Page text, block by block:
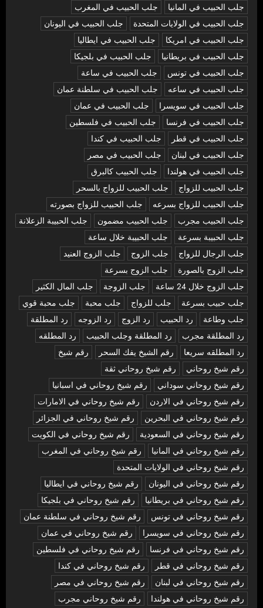
جلب الحبيب في المانيا
جلب الحبيب في المغرب
جلب الحبيب في الولايات المتحدة
جلب الحبيب في اليونان
جلب الحبيب في امريكا
جلب الحبيب في ايطاليا
جلب الحبيب في بريطانيا
جلب الحبيب في بلجيكا
جلب الحبيب في تونس
جلب الحبيب في ساعة
جلب الحبيب في ساعه
جلب الحبيب في سلطنة عمان
جلب الحبيب في سويسرا
جلب الحبيب في عمان
جلب الحبيب في فرنسا
جلب الحبيب في فلسطين
جلب الحبيب في قطر
جلب الحبيب في كندا
جلب الحبيب في لبنان
جلب الحبيب في مصر
جلب الحبيب في هولندا
جلب الحبيب كالبرق
جلب الحبيب للزواج
جلب الحبيب للزواج بالسحر
جلب الحبيب للزواج بسرعه
جلب الحبيب للزواج بصورته
جلب الحبيب مجرب
جلب الحبيب مضمون
جلب الحبيبة الزعلانة
جلب الحبيبة بسرعة
جلب الحبيبة خلال ساعة
جلب الرجال للزواج
جلب الزوج
جلب الزوج العنيد
جلب الزوج بالصورة
جلب الزوج بسرعة
جلب الزوج خلال 24 ساعة
جلب الزوجة
جلب المال الكثير
جلب حبيب بسرعة
جلب للزواج جلب محبة
جلب محبة قوي
جلب وطاعة
رد الحبيب رد الزوج رد الزوجه
رد المطلقة
رد المطلقة مجرب
رد المطلقة وجلب الحبيب
رد المطلقه
رد المطلقه سريعا
رقم الشيخ يفك السحر
رقم شيخ
رقم شيخ روحاني
رقم شيخ روحاني ثقة
رقم شيخ روحاني سوداني
رقم شيخ روحاني في اسبانيا
رقم شيخ روحاني في الاردن
رقم شيخ روحاني في الامارات
رقم شيخ روحاني في البحرين
رقم شيخ روحاني في الجزائر
رقم شيخ روحاني في السعودية
رقم شيخ روحاني في الكويت
رقم شيخ روحاني في المانيا
رقم شيخ روحاني في المغرب
رقم شيخ روحاني في الولايات المتحدة
رقم شيخ روحاني في اليونان
رقم شيخ روحاني في ايطاليا
رقم شيخ روحاني في بريطانيا
رقم شيخ روحاني في بلجيكا
رقم شيخ روحاني في تونس
رقم شيخ روحاني في سلطنة عمان
رقم شيخ روحاني في سويسرا
رقم شيخ روحاني في عمان
رقم شيخ روحاني في فرنسا
رقم شيخ روحاني في فلسطين
رقم شيخ روحاني في قطر
رقم شيخ روحاني في كندا
رقم شيخ روحاني في لبنان
رقم شيخ روحاني في مصر
رقم شيخ روحاني في هولندا
رقم شيخ روحاني مجرب